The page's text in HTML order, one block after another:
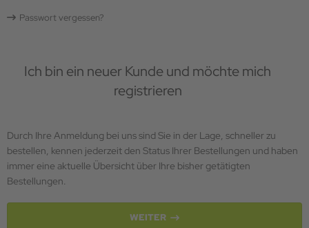
Passwort vergessen?
Ich bin ein neuer Kunde und möchte mich
registrieren
Durch Ihre Anmeldung bei uns sind Sie in der Lage, schneller zu
bestellen, kennen jederzeit den Status Ihrer Bestellungen und haben
immer eine aktuelle Übersicht über Ihre bisher getätigten
Bestellungen.
WEITER